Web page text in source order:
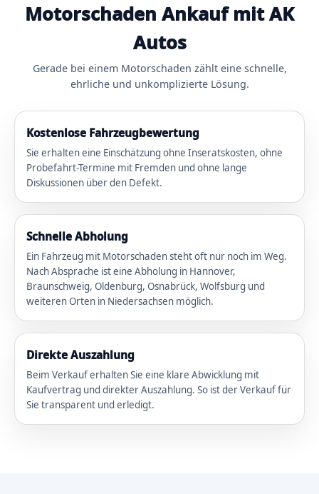
Motorschaden Ankauf mit AK
Autos
Gerade bei einem Motorschaden zählt eine schnelle,
ehrliche und unkomplizierte Lösung.
Kostenlose Fahrzeugbewertung
Sie erhalten eine Einschätzung ohne Inseratskosten, ohne
Probefahrt-Termine mit Fremden und ohne lange
Diskussionen über den Defekt.
Schnelle Abholung
Ein Fahrzeug mit Motorschaden steht oft nur noch im Weg.
Nach Absprache ist eine Abholung in Hannover,
Braunschweig, Oldenburg, Osnabrück, Wolfsburg und
weiteren Orten in Niedersachsen möglich.
Direkte Auszahlung
Beim Verkauf erhalten Sie eine klare Abwicklung mit
Kaufvertrag und direkter Auszahlung. So ist der Verkauf für
Sie transparent und erledigt.